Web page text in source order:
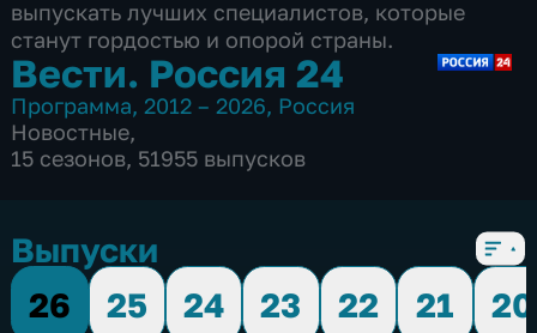
выпускать лучших специалистов, которые
станут гордостью и опорой страны.
Вести. Россия 24
Программа, 2012 – 2026, Россия
Новостные,
15 сезонов, 51955 выпусков
Выпуски
26
25 24 23 22 21
20